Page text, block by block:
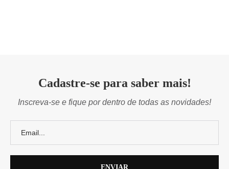
Cadastre-se para saber mais!
Inscreva-se e fique por dentro de todas as novidades!